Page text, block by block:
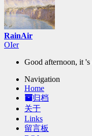
RainAir
OP<
Good afternoon, it 's
Navigation
Home
归档
关于
Links
留言板